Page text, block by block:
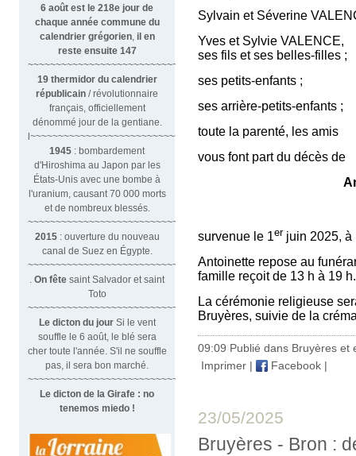
6 août est le 218e jour de
chaque année commune du
calendrier grégorien il en
reste ensuite 147
~~~~~~~~~~~~~~~~~~~~~~~~~~~~~~~~
19 thermidor du calendrier
républicain / révolutionnaire
français, officiellement
dénommé jour de la gentiane.
l~~~~~~~~~~~~~~~~~~~~~~~~~~~
1945 : bombardement
d'Hiroshima au Japon par les
États-Unis avec une bombe à
l'uranium, causant 70 000 morts
et de nombreux blessés.
~~~~~~~~~~~~~~~~~~~~~~~~~~~~~~~
2015 : ouverture du nouveau
canal de Suez en Égypte.
~~~~~~~~~~~~~~~~~~~~~~~~~~~~~~~~~~~~
On fêtesaint Salvador et saint
Toto
~~~~~~~~~~~~~~~~~~~~~~~~~~~~~~
Le dicton du jour Si le vent
souffle le 6 août, le blé sera
cher toute l'année. S'il ne souffle
pas, il sera bon marché.
~~~~~~~~~~~~~~~~~~~~~~~~~~~~~~~
Le dicton de la Girafe : no
tenemos miedo !
Sylvain et Séverine
Yves et Sylvie VALENCE,
ses fils et ses belles-filles ;
ses petits-enfants ;
ses arrière-petits-enfants ;
toute la parenté, les amis
vous font part du décès de
survenue le 1er juin 2025, à
Antoinette repose au
famille reçoit de 13 h à 19 h.
La cérémonie religieuse
Bruyères, suivie de la
09:09 Publié dans Bruyères et
Imprimer | Facebook |
23/05/2025
Bruyères - Bron :